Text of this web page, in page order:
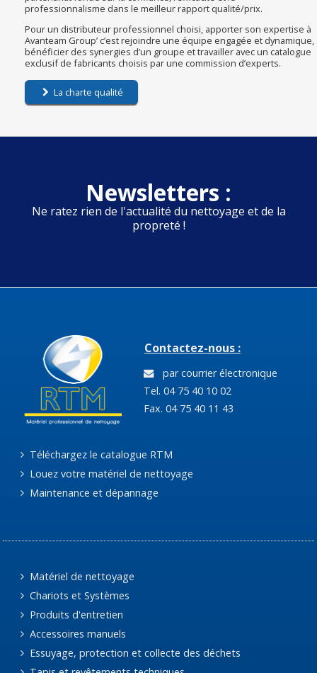
professionnalisme dans le meilleur rapport qualité/prix.
Pour un distributeur professionnel choisi, apporter son expertise à
Avanteam Group’ c’est rejoindre une équipe engagée et dynamique,
bénéficier des synergies d’un groupe et travailler avec un catalogue
exclusif de fabricants choisis par une commission d’experts.
La charte qualité
Newsletters :
Ne ratez rien de l'actualité du nettoyage et de la
propreté !
Contactez-nous :
par courrier électronique
Tel. 04 75 40 10 02
Fax. 04 75 40 11 43
Téléchargez le catalogue RTM
Louez votre matériel de nettoyage
Maintenance et dépannage
Matériel de nettoyage
Chariots et Systèmes
Produits d'entretien
Accessoires manuels
Essuyage, protection et collecte des déchets